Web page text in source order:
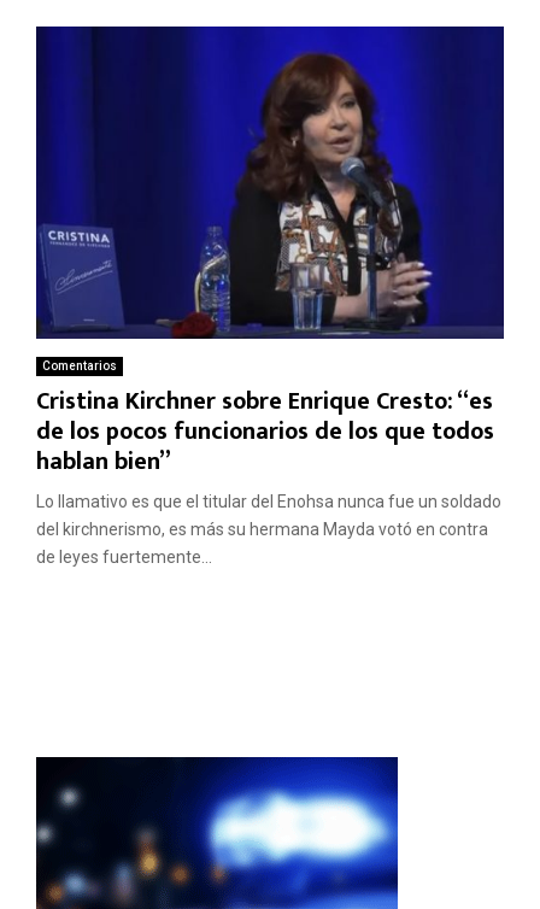
Comentarios
Cristina Kirchner sobre Enrique Cresto: “es
de los pocos funcionarios de los que todos
hablan bien”
Lo llamativo es que el titular del Enohsa nunca fue un soldado
del kirchnerismo, es más su hermana Mayda votó en contra
de leyes fuertemente...